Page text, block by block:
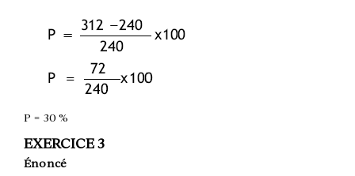
P = 30 %
EXERCICE 3
Énoncé